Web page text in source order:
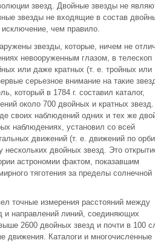
звезд. Двойные звезды не
звезды не входящие в состав
чем правило.
звезды, которые, ничем не
невооруженным глазом, в телескоп
или даже кратных (т. е. тройных или
серьезное внимание на такие
который в 1784 г. составил каталог,
около 700 двойных и кратных
своих наблюдений одних и тех же
наблюдениях, установил со всей
движений (т. е. движений по
нескольких двойных звезд. Это
астрономии фактом, показавшим
тяготения за пределы солнечной
точные измерения расстояний между
и направлений линий, соединяющих
2600 двойных звезд и почти в 100
движения. Каталоги и многочисленные